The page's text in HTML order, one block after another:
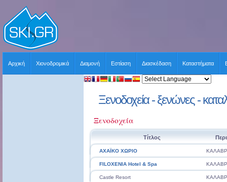
Αρχική Χιονοδρομικά Διαμονή Εστίαση Διασκέδαση Καταστήματα
Ξενοδοχεία - ξενώνες -
Ξενοδοχεία
Τίτλος
ΑΧΑΪΚΟ ΧΩΡΙΟ
FILOXENIA Hotel & Spa
Castle Resort